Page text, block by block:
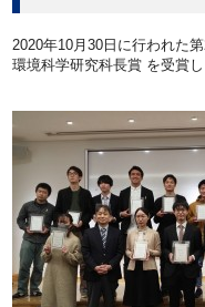
2020年10月30日に行われた
環境科学研究科長賞 を受賞し